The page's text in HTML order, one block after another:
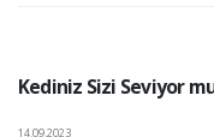
Kediniz Sizi Seviyor
14.09.2023